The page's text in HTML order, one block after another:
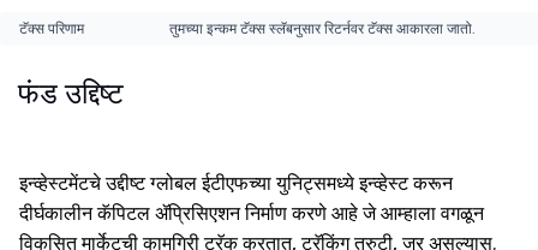
टॅक्स परिणाम तुमच्या इन्कम टॅक्स स्लॅबनुसार रिटर्नवर टॅक्स आकारला जातो.
फंड उद्दिष्ट
इन्व्हेस्टमेंटचे उद्दीष्ट ग्लोबल ईटीएफच्या युनिट्समध्ये इन्व्हेस्ट करून
दीर्घकालीन कॅपिटल ॲप्रिसिएशन निर्माण करणे आहे जे आम्हाला वगळून
विकसित मार्केटची कामगिरी ट्रॅक करतात, ट्रॅकिंग त्रुटी, जर असल्यास.